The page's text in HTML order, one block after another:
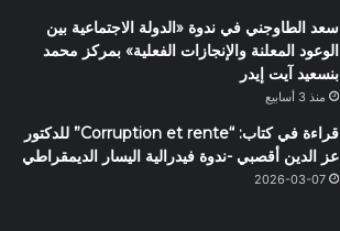
سعد الطاوجني في ندوة «الدولة الاجتماعية بين
الوعود المعلنة والإنجازات الفعلية» بمركز محمد
بنسعيد آيت إيدر
منذ 3 أسابيع
قراءة في كتاب: “Corruption et rente” للدكتور
عز الدين أقصبي -ندوة فيدرالية اليسار الديمقراطي
2026-03-07